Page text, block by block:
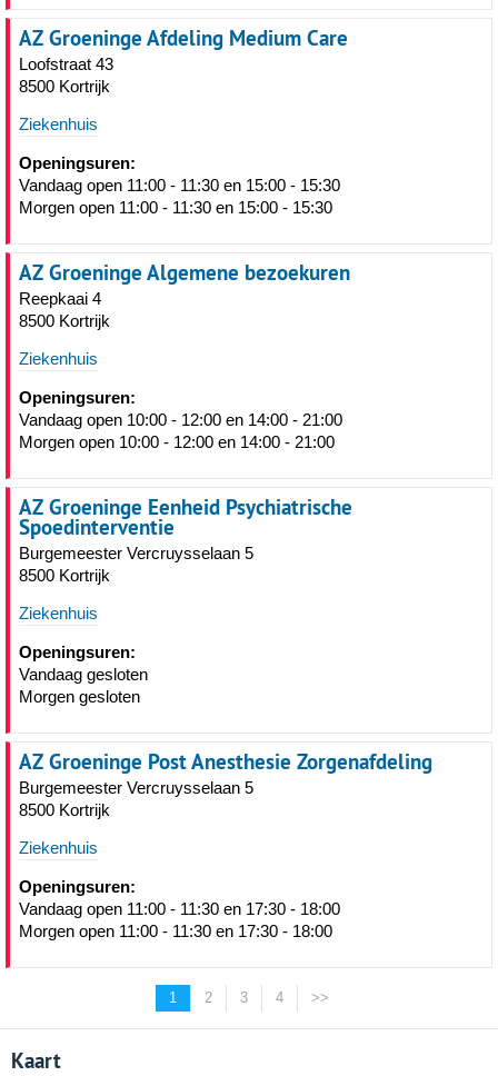
AZ Groeninge Afdeling Medium Care
Loofstraat 43
8500 Kortrijk
Ziekenhuis
Openingsuren:
Vandaag open 11:00 - 11:30 en 15:00 - 15:30
Morgen open 11:00 - 11:30 en 15:00 - 15:30
AZ Groeninge Algemene bezoekuren
Reepkaai 4
8500 Kortrijk
Ziekenhuis
Openingsuren:
Vandaag open 10:00 - 12:00 en 14:00 - 21:00
Morgen open 10:00 - 12:00 en 14:00 - 21:00
AZ Groeninge Eenheid Psychiatrische
Spoedinterventie
Burgemeester Vercruysselaan 5
8500 Kortrijk
Ziekenhuis
Openingsuren:
Vandaag gesloten
Morgen gesloten
AZ Groeninge Post Anesthesie Zorgenafdeling
Burgemeester Vercruysselaan 5
8500 Kortrijk
Ziekenhuis
Openingsuren:
Vandaag open 11:00 - 11:30 en 17:30 - 18:00
Morgen open 11:00 - 11:30 en 17:30 - 18:00
1 2 3 4 >>
Kaart